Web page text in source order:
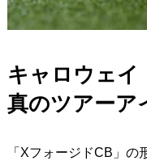
キャロウェイ
真のツアーア
「XフォージドCB」